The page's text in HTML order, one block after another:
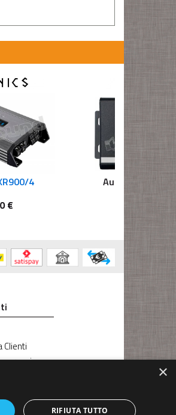
4
€
Audio System
garanzia
×
RIFIUTA TUTTO